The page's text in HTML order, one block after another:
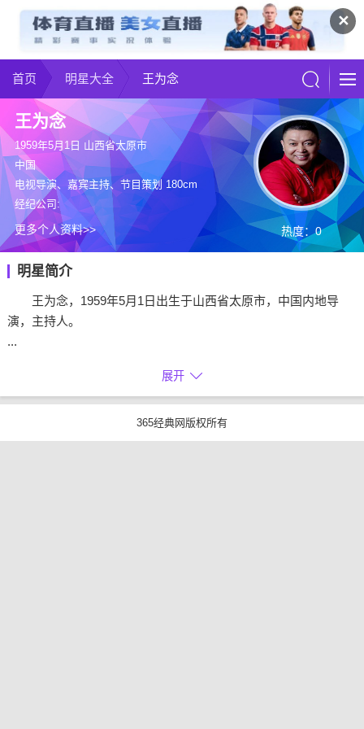
✕
首页 明星大全 王为念
热度：0
王为念
1959年5月1日 山西省太原市
中国
电视导演、嘉宾主持、节目策划 180cm
经纪公司:
更多个人资料>>
明星简介
王为念，1959年5月1日出生于山西省太原市，中国内地导
演，主持人。
...
展开
365经典网版权所有